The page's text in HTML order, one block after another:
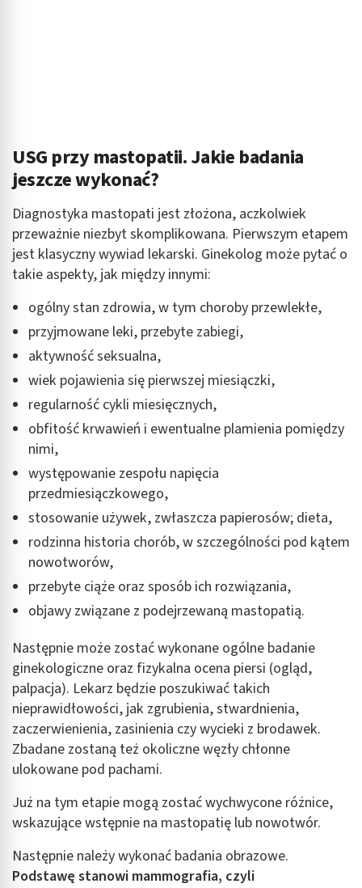
USG przy mastopatii. Jakie badania
jeszcze wykonać?
Diagnostyka mastopati jest złożona, aczkolwiek
przeważnie niezbyt skomplikowana. Pierwszym etapem
jest klasyczny wywiad lekarski. Ginekolog może pytać o
takie aspekty, jak między innymi:
ogólny stan zdrowia, w tym choroby przewlekłe,
przyjmowane leki, przebyte zabiegi,
aktywność seksualna,
wiek pojawienia się pierwszej miesiączki,
regularność cykli miesięcznych,
obfitość krwawień i ewentualne plamienia pomiędzy
nimi,
występowanie zespołu napięcia
przedmiesiączkowego,
stosowanie używek, zwłaszcza papierosów; dieta,
rodzinna historia chorób, w szczególności pod kątem
nowotworów,
przebyte ciąże oraz sposób ich rozwiązania,
objawy związane z podejrzewaną mastopatią.
Następnie może zostać wykonane ogólne badanie
ginekologiczne oraz fizykalna ocena piersi (ogląd,
palpacja). Lekarz będzie poszukiwać takich
nieprawidłowości, jak zgrubienia, stwardnienia,
zaczerwienienia, zasinienia czy wycieki z brodawek.
Zbadane zostaną też okoliczne węzły chłonne
ulokowane pod pachami.
Już na tym etapie mogą zostać wychwycone różnice,
wskazujące wstępnie na mastopatię lub nowotwór.
Następnie należy wykonać badania obrazowe.
Podstawę stanowi mammografia, czyli